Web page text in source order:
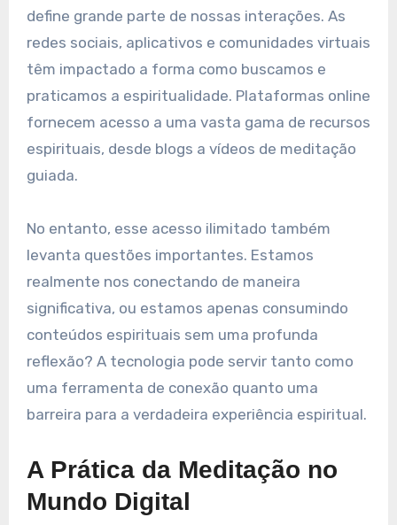
define grande parte de nossas interações. As
redes sociais, aplicativos e comunidades virtuais
têm impactado a forma como buscamos e
praticamos a espiritualidade. Plataformas online
fornecem acesso a uma vasta gama de recursos
espirituais, desde blogs a vídeos de meditação
guiada.
No entanto, esse acesso ilimitado também
levanta questões importantes. Estamos
realmente nos conectando de maneira
significativa, ou estamos apenas consumindo
conteúdos espirituais sem uma profunda
reflexão? A tecnologia pode servir tanto como
uma ferramenta de conexão quanto uma
barreira para a verdadeira experiência espiritual.
A Prática da Meditação no
Mundo Digital